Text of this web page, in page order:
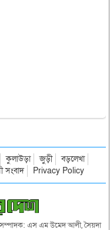
কুলাউড়া জুড়ী
বড়লেখা
সংবাদ Privacy Policy
সম্পাদক: এস এম উমেদ আলী, সৈয়দা